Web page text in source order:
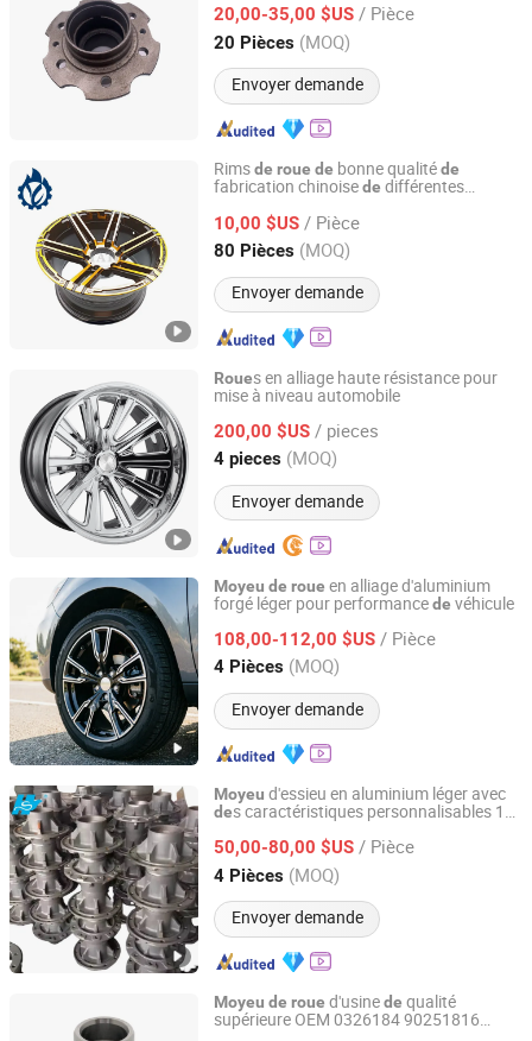
Hzj75.
20,00-35,00 $US / Pièce
20 Pièces (MOQ)
Envoyer demande
Anhui, China Depuis 2018
Rimsde roue de bonne qualitéde
fabrication chinoisede différentes
10,00 $US / Pièce
80 Pièces (MOQ)
Envoyer demande
Guangzhou Lingyue Auto Parts Co., Ltd.
Guangdong, China Depuis 2020
Roues en alliage haute résistance pour
mise à niveau automobile
200,00 $US / pieces
4 pieces (MOQ)
Envoyer demande
Ningbo Max Auto Parts Limited
Zhejiang, China Depuis 2024
Moyeu de roue en alliage d'aluminium
forgé léger pour performancede véhicule
108,00-112,00 $US / Pièce
4 Pièces (MOQ)
Envoyer demande
HAI NAN JIHOO CO., LTD.
Hainan, China Depuis 2026
Moyeu d'essieu en aluminium léger avec
des caractéristiques personnalisables 16-
50,00-80,00 $US / Pièce
4 Pièces (MOQ)
Envoyer demande
Shandong Yuhang Automobile Co., Ltd.
Shandong, China Depuis 2025
Moyeu de roue d'usinede qualité
supérieure OEM 0326184 90251816
Guangzhou Kori Auto Parts Co., Ltd.